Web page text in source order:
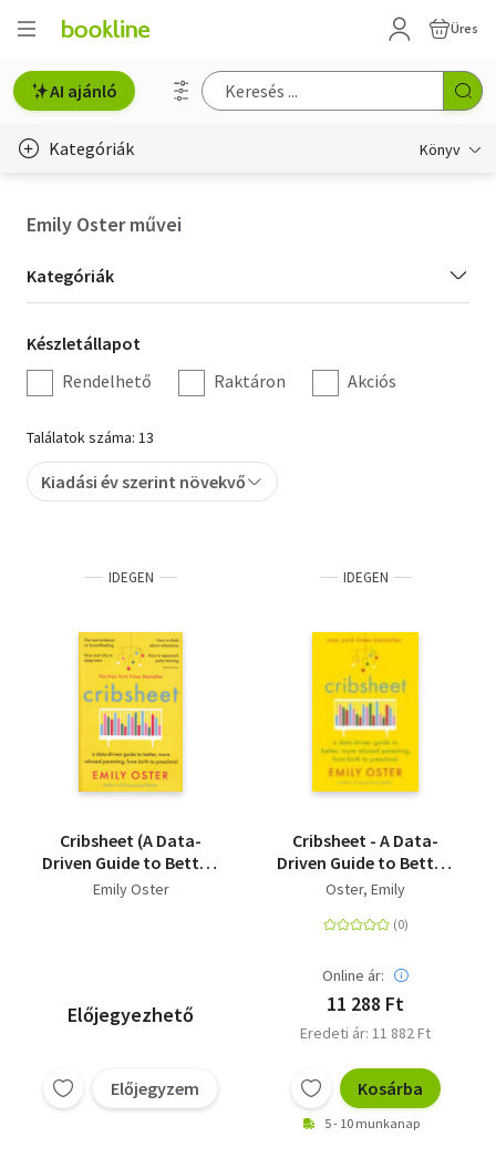
Üres
AI ajánló
Kategóriák Könyv
Hobbi, szabadidő
Irodalom
Művészet
Szakkönyv
Tankönyv, segédkönyv
Társadalomtudomány
Természettudomány
Történelem
Emily Oster művei
Kategória
szűrés
Kategóriák
Készletállapot
szűrés
Készletállapot
Rendelhető
Raktáron Akciós
Találatok száma: 13
Kiadási év szerint növekvő
IDEGEN
Cribsheet (A Data-
Driven Guide to Better,
More Relaxed
Emily Oster
Előjegyezhető
Előjegyzem
IDEGEN
Cribsheet - A Data-
Driven Guide to Better,
More Relaxed
to Preschool
Oster, Emily
Online ár:
11 288 Ft
Eredeti ár: 11 882 Ft
Kosárba
5 - 10 munkanap